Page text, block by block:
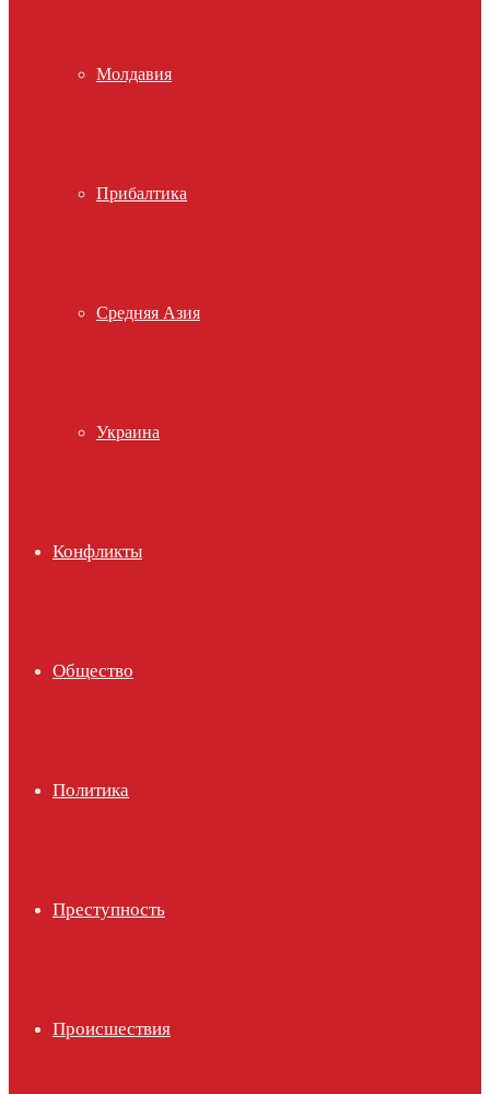
Молдавия
Прибалтика
Средняя Азия
Украина
Конфликты
Общество
Политика
Преступность
Происшествия